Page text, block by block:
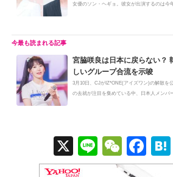
女優のソン・ヘギョ。彼女が出演するのは今
宮脇咲良は日本に戻らない？
しいグループ合流を示唆
3月10日、CJがIZ*ONE(アイズワン)の解散を
の去就が注目を集めている中、日本人メンバ
X
Li
n
W
e
F
a